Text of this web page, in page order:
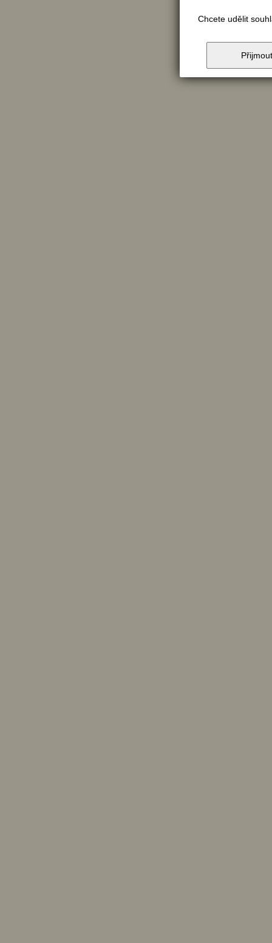
Chcete udělit
Přijmout